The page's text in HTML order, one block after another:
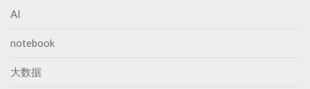
AI
notebook
大数据